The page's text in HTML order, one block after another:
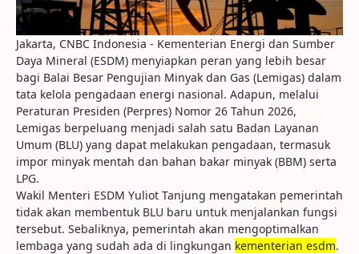
Jakarta, CNBC Indonesia - Kementerian Energi dan Sumber
Daya Mineral (ESDM) menyiapkan peran yang lebih besar
bagi Balai Besar Pengujian Minyak dan Gas (Lemigas) dalam
tata kelola pengadaan energi nasional. Adapun, melalui
Peraturan Presiden (Perpres) Nomor 26 Tahun 2026,
Lemigas berpeluang menjadi salah satu Badan Layanan
Umum (BLU) yang dapat melakukan pengadaan, termasuk
impor minyak mentah dan bahan bakar minyak (BBM) serta
LPG.
Wakil Menteri ESDM Yuliot Tanjung mengatakan pemerintah
tidak akan membentuk BLU baru untuk menjalankan fungsi
tersebut. Sebaliknya, pemerintah akan mengoptimalkan
lembaga yang sudah ada di lingkungan kementerian esdm.